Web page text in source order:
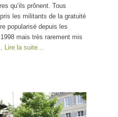
qu’ils prônent. Tous
les militants de la gratuité
popularisé depuis les
mais très rarement mis
Lire la suite…